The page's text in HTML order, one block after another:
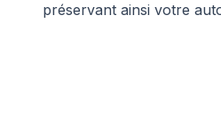
préservant ainsi votre